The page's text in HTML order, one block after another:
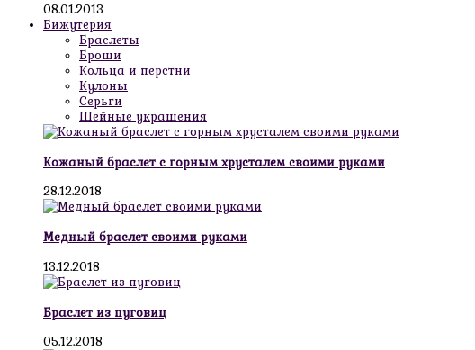
08.01.2013
Бижутерия
Браслеты
Броши
Кольца и перстни
Кулоны
Серьги
Шейные украшения
Кожаный браслет с горным хрусталем своими руками
28.12.2018
Медный браслет своими руками
13.12.2018
Браслет из пуговиц
05.12.2018